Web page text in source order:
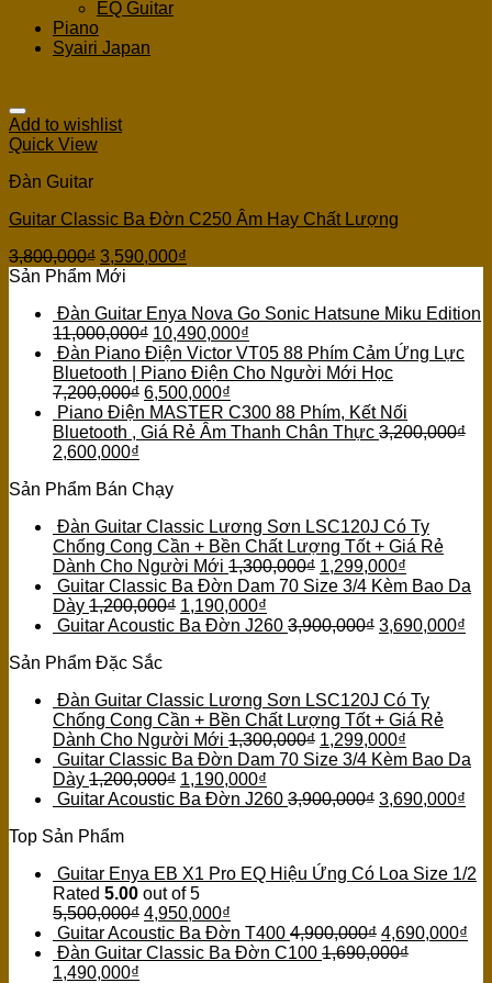
EQ Guitar
Piano
Syairi Japan
Add to wishlist
Quick View
Đàn Guitar
Guitar Classic Ba Đờn C250 Âm Hay Chất Lượng
3,800,000₫ 3,590,000₫
Sản Phẩm Mới
Đàn Guitar Enya Nova Go Sonic Hatsune Miku Edition
11,000,000₫ 10,490,000₫
Đàn Piano Điện Victor VT05 88 Phím Cảm Ứng Lực
Bluetooth | Piano Điện Cho Người Mới Học
7,200,000₫ 6,500,000₫
Piano Điện MASTER C300 88 Phím, Kết Nối
Bluetooth , Giá Rẻ Âm Thanh Chân Thực 3,200,000₫
2,600,000₫
Sản Phẩm Bán Chạy
Đàn Guitar Classic Lương Sơn LSC120J Có Ty
Chống Cong Cần + Bền Chất Lượng Tốt + Giá Rẻ
Dành Cho Người Mới 1,300,000₫ 1,299,000₫
Guitar Classic Ba Đờn Dam 70 Size 3/4 Kèm Bao Da
Dày 1,200,000₫ 1,190,000₫
Guitar Acoustic Ba Đờn J260 3,900,000₫ 3,690,000₫
Sản Phẩm Đặc Sắc
Đàn Guitar Classic Lương Sơn LSC120J Có Ty
Chống Cong Cần + Bền Chất Lượng Tốt + Giá Rẻ
Dành Cho Người Mới 1,300,000₫ 1,299,000₫
Guitar Classic Ba Đờn Dam 70 Size 3/4 Kèm Bao Da
Dày 1,200,000₫ 1,190,000₫
Guitar Acoustic Ba Đờn J260 3,900,000₫ 3,690,000₫
Top Sản Phẩm
Guitar Enya EB X1 Pro EQ Hiệu Ứng Có Loa Size 1/2
Rated 5.00 out of 5
5,500,000₫ 4,950,000₫
Guitar Acoustic Ba Đờn T400 4,900,000₫ 4,690,000₫
Đàn Guitar Classic Ba Đờn C100 1,690,000₫
1,490,000₫